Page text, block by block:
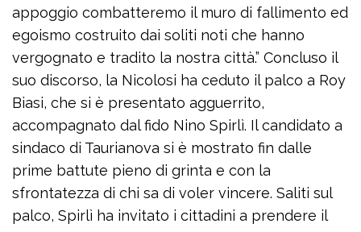
appoggio combatteremo il muro di fallimento ed
egoismo costruito dai soliti noti che hanno
vergognato e tradito la nostra città.” Concluso il
suo discorso, la Nicolosi ha ceduto il palco a Roy
Biasi, che si è presentato agguerrito,
accompagnato dal fido Nino Spirlì. Il candidato a
sindaco di Taurianova si è mostrato fin dalle
prime battute pieno di grinta e con la
sfrontatezza di chi sa di voler vincere. Saliti sul
palco, Spirlì ha invitato i cittadini a prendere il